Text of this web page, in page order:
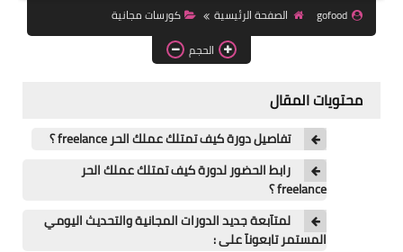
مقالات مفيدة
تعلم اللغات
الوظيفة
التعليم
gofood الصفحة الرئيسية
كورسات مجانية
الحجم
محتويات المقال
تفاصيل دورة كيف تمتلك عملك الحر freelance ؟
رابط الحضور لدورة كيف تمتلك عملك الحر
freelance ؟
لمتآبعة جديد الدورات المجانية والتحديث اليومي
المستمر تابعونآ على :